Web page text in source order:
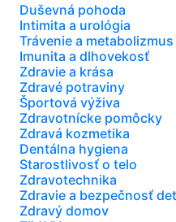
Duševná pohoda
Intimita a urológia
Trávenie a metabolizmus
Imunita a dlhovekosť
Zdravie a krása
Zdravé potraviny
Športová výživa
Zdravotnícke pomôcky
Zdravá kozmetika
Dentálna hygiena
Starostlivosť o telo
Zdravotechnika
Zdravie a bezpečnosť
Zdravý domov